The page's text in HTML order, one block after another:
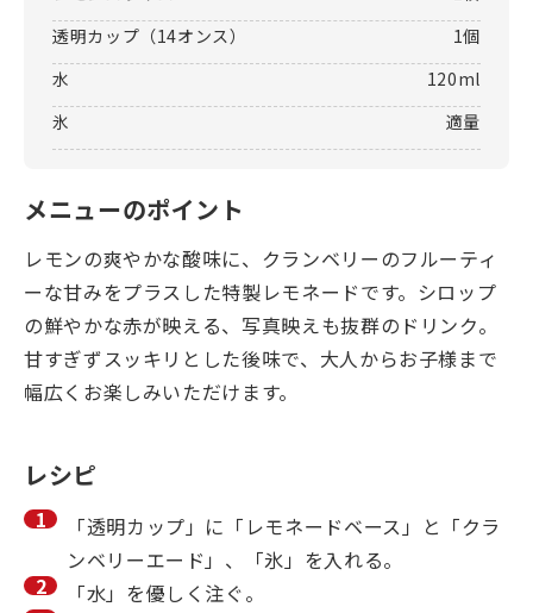
透明カップ（14オンス）
1個
水
120ml
氷
適量
メニューのポイント
レモンの爽やかな酸味に、クランベリーのフルーティ
ーな甘みをプラスした特製レモネードです。シロップ
の鮮やかな赤が映える、写真映えも抜群のドリンク。
甘すぎずスッキリとした後味で、大人からお子様まで
幅広くお楽しみいただけます。
レシピ
「透明カップ」に「レモネードベース」と「クラ
ンベリーエード」、「氷」を入れる。
「水」を優しく注ぐ。